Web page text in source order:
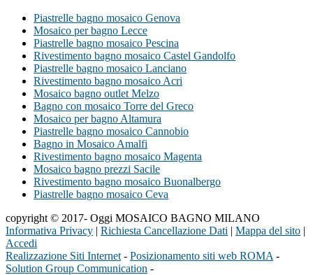
Piastrelle bagno mosaico Genova
Mosaico per bagno Lecce
Piastrelle bagno mosaico Pescina
Rivestimento bagno mosaico Castel Gandolfo
Piastrelle bagno mosaico Lanciano
Rivestimento bagno mosaico Acri
Mosaico bagno outlet Melzo
Bagno con mosaico Torre del Greco
Mosaico per bagno Altamura
Piastrelle bagno mosaico Cannobio
Bagno in Mosaico Amalfi
Rivestimento bagno mosaico Magenta
Mosaico bagno prezzi Sacile
Rivestimento bagno mosaico Buonalbergo
Piastrelle bagno mosaico Ceva
copyright © 2017- Oggi MOSAICO BAGNO MILANO
Informativa Privacy | Richiesta Cancellazione Dati | Mappa del sito |
Accedi
Realizzazione Siti Internet - Posizionamento siti web ROMA -
Solution Group Communication -